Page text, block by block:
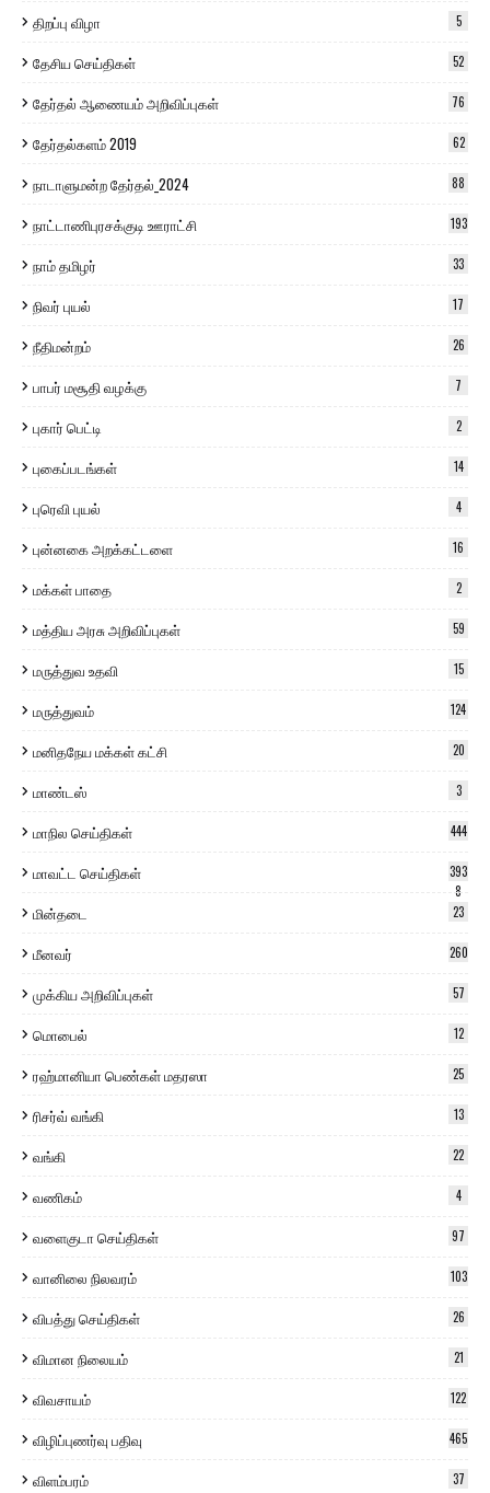
திறப்பு விழா 5
தேசிய செய்திகள் 52
தேர்தல் ஆணையம் அறிவிப்புகள் 76
தேர்தல்களம் 2019 62
நாடாளுமன்ற தேர்தல்_2024 88
நாட்டாணிபுரசக்குடி ஊராட்சி 193
நாம் தமிழர் 33
நிவர் புயல் 17
நீதிமன்றம் 26
பாபர் மசூதி வழக்கு 7
புகார் பெட்டி 2
புகைப்படங்கள் 14
புரெவி புயல் 4
புன்னகை அறக்கட்டளை 16
மக்கள் பாதை 2
மத்திய அரசு அறிவிப்புகள் 59
மருத்துவ உதவி 15
மருத்துவம் 124
மனிதநேய மக்கள் கட்சி 20
மாண்டஸ் 3
மாநில செய்திகள் 444
மாவட்ட செய்திகள்
393
8
மின்தடை 23
மீனவர் 260
முக்கிய அறிவிப்புகள் 57
மொபைல் 12
ரஹ்மானியா பெண்கள் மதரஸா 25
ரிசர்வ் வங்கி 13
வங்கி 22
வணிகம் 4
வளைகுடா செய்திகள் 97
வானிலை நிலவரம் 103
விபத்து செய்திகள் 26
விமான நிலையம் 21
விவசாயம் 122
விழிப்புணர்வு பதிவு 465
விளம்பரம் 37